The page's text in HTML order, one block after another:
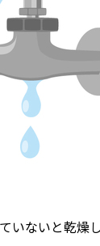
いないと乾燥